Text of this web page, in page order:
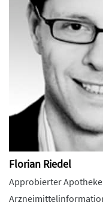
Florian Riedel
Approbierter